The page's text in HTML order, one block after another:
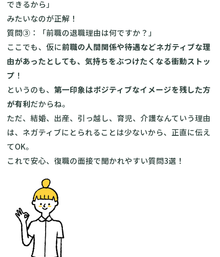
できるから」
みたいなのが正解！
質問③：「前職の退職理由は何ですか？」
ここでも、仮に前職の人間関係や待遇などネガティブな理
由があったとしても、気持ちをぶつけたくなる衝動ストッ
プ ！
というのも、 第一印象はポジティブなイメージを残した方
が有利だからね。
ただ、結婚、出産、引っ越し、育児、介護なんていう理由
は、ネガティブにとられることは少ないから、正直に伝え
てOK。
これで安心、復職の面接で聞かれやすい質問3選！